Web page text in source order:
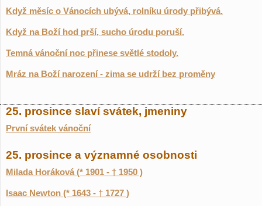
Když měsíc o Vánocích ubývá, rolníku úrody přibývá.
Když na Boží hod prší, sucho úrodu poruší.
Temná vánoční noc přinese světlé stodoly.
Mráz na Boží narození - zima se udrží bez proměny
25. prosince slaví svátek, jmeniny
První svátek vánoční
25. prosince a významné osobnosti
Milada Horáková (* 1901 - † 1950 )
Isaac Newton (* 1643 - † 1727 )